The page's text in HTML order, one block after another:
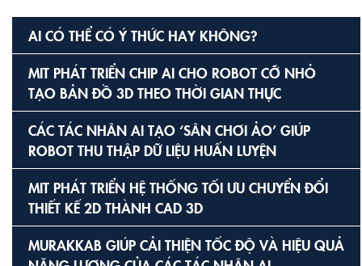
AI CÓ THỂ CÓ Ý THỨC HAY KHÔNG?
MIT PHÁT TRIỂN CHIP AI CHO ROBOT CỠ NHỎ
TẠO BẢN ĐỒ 3D THEO THỜI GIAN THỰC
CÁC TÁC NHÂN AI TẠO ‘SÂN CHƠI ẢO’ GIÚP
ROBOT THU THẬP DỮ LIỆU HUẤN LUYỆN
MIT PHÁT TRIỂN HỆ THỐNG TỐI ƯU CHUYỂN ĐỔI
THIẾT KẾ 2D THÀNH CAD 3D
MURAKKAB GIÚP CẢI THIỆN TỐC ĐỘ VÀ HIỆU QUẢ